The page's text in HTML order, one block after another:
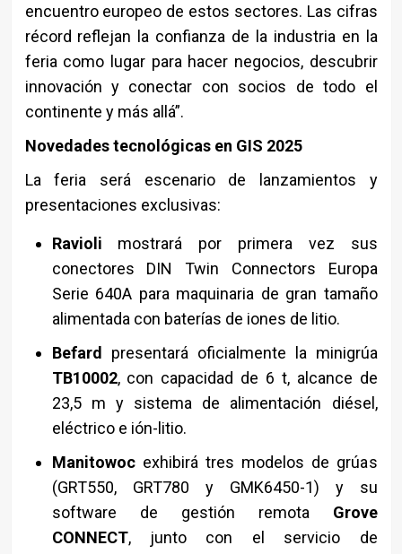
encuentro europeo de estos sectores. Las cifras
récord reflejan la confianza de la industria en la
feria como lugar para hacer negocios, descubrir
innovación y conectar con socios de todo el
continente y más allá”.
Novedades tecnológicas en GIS 2025
La feria será escenario de lanzamientos y
presentaciones exclusivas:
Ravioli mostrará por primera vez sus
conectores DIN Twin Connectors Europa
Serie 640A para maquinaria de gran tamaño
alimentada con baterías de iones de litio.
Befard
presentará oficialmente la minigrúa
TB10002, con capacidad de 6 t, alcance de
23,5 m y sistema de alimentación diésel,
eléctrico e ión-litio.
Manitowocexhibirá tres modelos de grúas
(GRT550, GRT780 y GMK6450-1) y su
software de gestión remota Grove
CONNECT, junto con el servicio de